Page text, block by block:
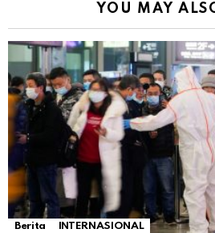
YOU MAY
Berita INTERNASIONAL